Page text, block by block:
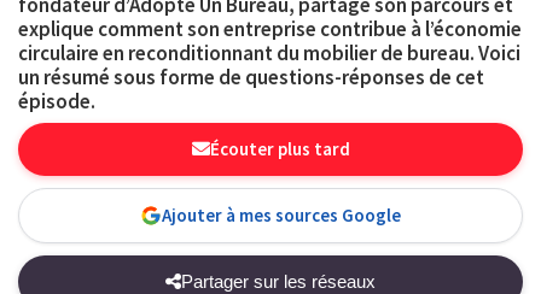
explique comment son entreprise contribue à l’économie
circulaire en reconditionnant du mobilier de bureau. Voici
un résumé sous forme de questions-réponses de cet
épisode.
Écouter plus tard
Ajouter à mes sources Google
Partager sur les réseaux